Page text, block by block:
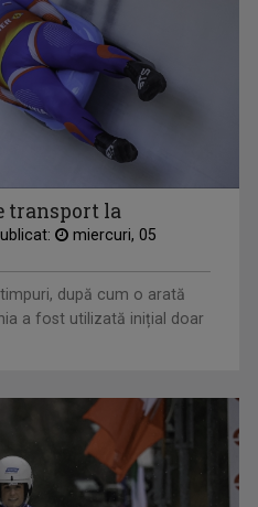
transport la
miercuri, 05
după cum o arată
a fost utilizată inițial doar